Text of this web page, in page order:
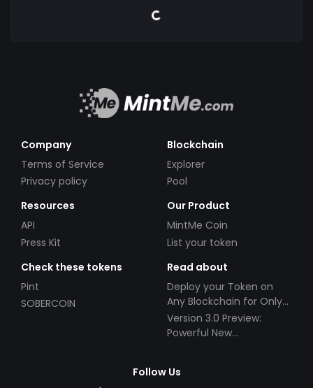
Company
Terms of Service
Privacy policy
Blockchain
Explorer
Pool
Resources
API
Press Kit
Our Product
MintMe Coin
List your token
Check these tokens
Pint
SOBERCOIN
Read about
Deploy your Token on
Any Blockchain for Only
$49!
Version 3.0 Preview:
Powerful New
Follow Us